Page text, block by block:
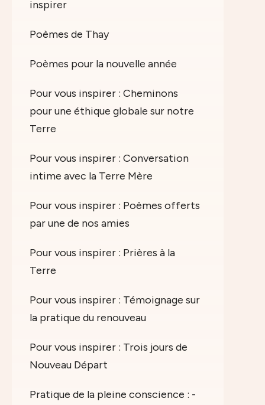
inspirer
Poèmes de Thay
Poèmes pour la nouvelle année
Pour vous inspirer : Cheminons
pour une éthique globale sur notre
Terre
Pour vous inspirer : Conversation
intime avec la Terre Mère
Pour vous inspirer : Poèmes offerts
par une de nos amies
Pour vous inspirer : Prières à la
Terre
Pour vous inspirer : Témoignage sur
la pratique du renouveau
Pour vous inspirer : Trois jours de
Nouveau Départ
Pratique de la pleine conscience : -